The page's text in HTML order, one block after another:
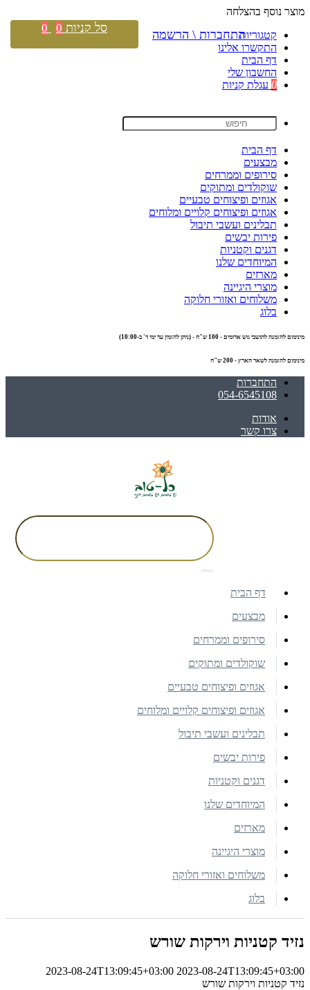
מוצר נוסף בהצלחה
קטגוריות
התקשרו אלינו
דף הבית
החשבון שלי
0 עגלת קניות
דף הבית
מבצעים
סירופים וממרחים
שוקולדים ומתוקים
אגוזים ופיצוחים טבעיים
אגוזים ופיצוחים קלויים ומלוחים
תבלינים ועשבי תיבול
פירות יבשים
דגנים וקטניות
המיוחדים שלנו
מארזים
מוצרי היגיינה
משלוחים ואזורי חלוקה
בלוג
מינימום להזמנה לתושבי גוש אדומים - 100 ש"ח - (ניתן להזמין עד ימי ד' ב-10:00)
מינימום להזמנה לשאר הארץ - 200 ש"ח
התחברות
054-6545108
אודות
צרו קשר
התחברות \ הרשמה סל קניות 0
0
דף הבית
מבצעים
סירופים וממרחים
שוקולדים ומתוקים
אגוזים ופיצוחים טבעיים
אגוזים ופיצוחים קלויים ומלוחים
תבלינים ועשבי תיבול
פירות יבשים
דגנים וקטניות
המיוחדים שלנו
מארזים
מוצרי היגיינה
משלוחים ואזורי חלוקה
בלוג
נזיד קטניות וירקות שורש
2023-08-24T13:09:45+03:00 2023-08-24T13:09:45+03:00
נזיד קטניות וירקות שורש